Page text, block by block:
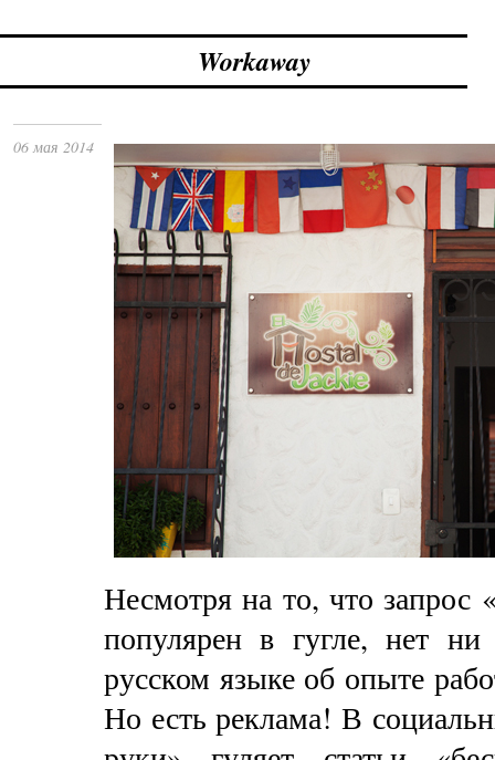
Workaway
06 мая 2014
Несмотря на то, что запрос
популярен в гугле, нет
русском языке об опыте
Но есть реклама! В